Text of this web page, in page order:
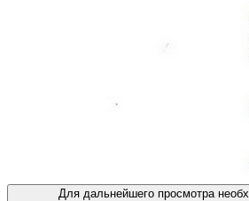
Для дальнейшего просмотра необходимо войти или